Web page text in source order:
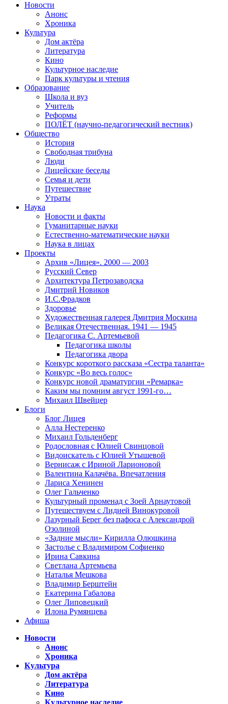
Новости
Анонс
Хроника
Культура
Дом актёра
Литература
Кино
Культурное наследие
Парк культуры и чтения
Образование
Школа и вуз
Учитель
Реформы
ПОЛЁТ (научно-педагогический вестник)
Общество
История
Свободная трибуна
Люди
Лицейские беседы
Семья и дети
Путешествие
Утраты
Наука
Новости и факты
Гуманитарные науки
Естественно-математические науки
Наука в лицах
Проекты
Архив «Лицея». 2000 — 2003
Русский Север
Архитектура Петрозаводска
Дмитрий Новиков
И.С.Фрадков
Здоровье
Художественная галерея Дмитрия Москина
Великая Отечественная. 1941 — 1945
Педагогика С. Артемьевой
Педагогика школы
Педагогика двора
Конкурс короткого рассказа «Сестра таланта»
Конкурс «Во весь голос»
Конкурс новой драматургии «Ремарка»
Каким мы помним август 1991-го…
Михаил Швейцер
Блоги
Блог Лицея
Алла Нестеренко
Михаил Гольденберг
Родословная с Юлией Свинцовой
Видоискатель с Юлией Утышевой
Вернисаж с Ириной Ларионовой
Валентина Калачёва. Впечатления
Лариса Хенинен
Олег Гальченко
Культурный променад с Зоей Арнаутовой
Путешествуем с Лидией Винокуровой
Лазурный Берег без пафоса с Александрой
Озолиной
«Задние мысли» Кирилла Олюшкина
Застолье с Владимиром Софиенко
Ирина Савкина
Светлана Артемьева
Наталья Мешкова
Владимир Берштейн
Екатерина Габалова
Олег Липовецкий
Илона Румянцева
Афиша
Новости
Анонс
Хроника
Культура
Дом актёра
Литература
Кино